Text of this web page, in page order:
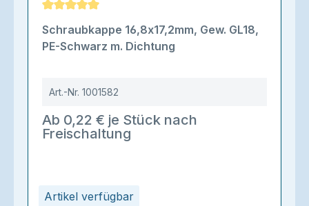
Artikel verfügbar
Schraubkappe 16,8x17,2mm, Gew. GL18,
PE-Schwarz m. Dichtung
Art.-Nr. 1001582
Ab 0,22 € je Stück nach
Freischaltung